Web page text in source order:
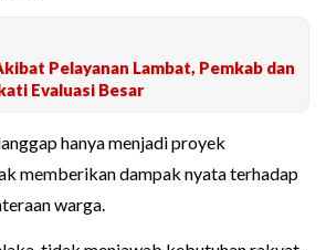
Pelayanan Lambat, Pemkab dan
Evaluasi Besar
hanya menjadi proyek
memberikan dampak nyata terhadap
warga.